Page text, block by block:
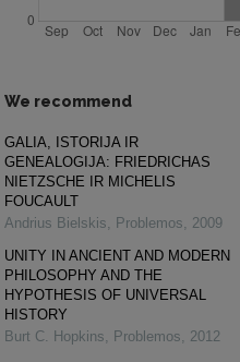
We recommend
GALIA, ISTORIJA IR
GENEALOGIJA: FRIEDRICHAS
NIETZSCHE IR MICHELIS
FOUCAULT
Andrius Bielskis
Problemos
2009
UNITY IN ANCIENT AND MODERN
PHILOSOPHY AND THE
HYPOTHESIS OF UNIVERSAL
HISTORY
Burt C. Hopkins
Problemos
2012